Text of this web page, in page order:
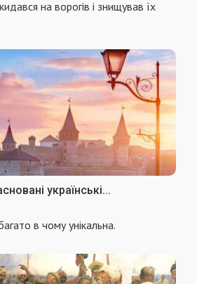
на ворогів і знищував їх
українські...
в чому унікальна.